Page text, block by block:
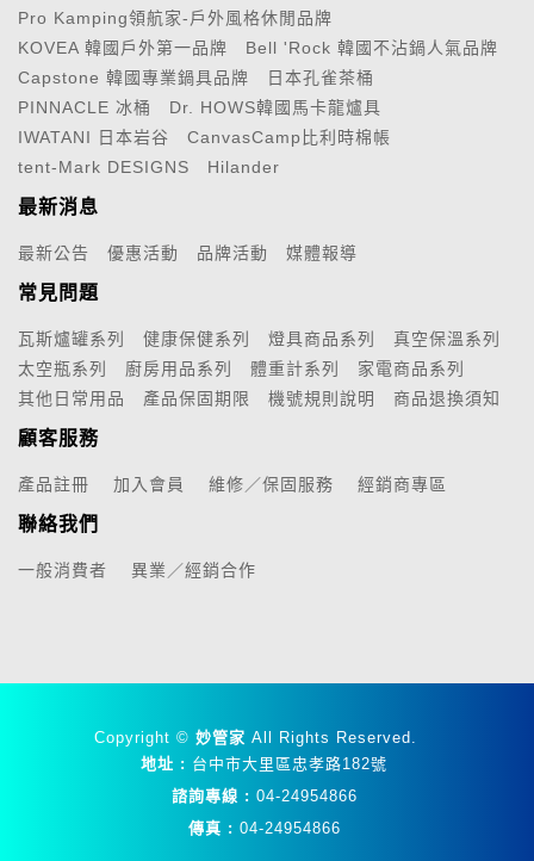
Pro Kamping領航家-戶外風格休閒品牌
KOVEA 韓國戶外第一品牌
Bell 'Rock 韓國不沾鍋人氣品牌
Capstone 韓國專業鍋具品牌
日本孔雀茶桶
PINNACLE 冰桶
Dr. HOWS韓國馬卡龍爐具
IWATANI 日本岩谷
CanvasCamp比利時棉帳
tent-Mark DESIGNS
Hilander
最新消息
最新公告 優惠活動 品牌活動 媒體報導
常見問題
瓦斯爐罐系列 健康保健系列 燈具商品系列
真空保溫系列
太空瓶系列
廚房用品系列 體重計系列
家電商品系列
其他日常用品
產品保固期限 機號規則說明 商品退換須知
顧客服務
產品註冊 加入會員 維修／保固服務 經銷商專區
聯絡我們
一般消費者 異業／經銷合作
Copyright © 妙管家 All Rights Reserved.
地址 : 台中市大里區忠孝路182號
諮詢專線 : 04-24954866
傳真 : 04-24954866